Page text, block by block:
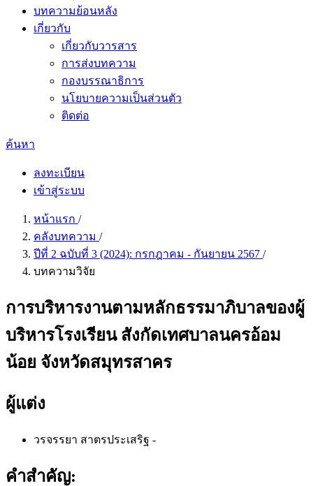
บทความย้อนหลัง
เกี่ยวกับ
เกี่ยวกับวารสาร
การส่งบทความ
กองบรรณาธิการ
นโยบายความเป็นส่วนตัว
ติดต่อ
ค้นหา
ลงทะเบียน
เข้าสู่ระบบ
หน้าแรก /
คลังบทความ /
ปีที่ 2 ฉบับที่ 3 (2024): กรกฎาคม - กันยายน 2567 /
บทความวิจัย
การบริหารงานตามหลักธรรมาภิบาลของผู้
บริหารโรงเรียน สังกัดเทศบาลนครอ้อม
น้อย จังหวัดสมุทรสาคร
ผู้แต่ง
วรจรรยา สาตรประเสริฐ -
คำสำคัญ: